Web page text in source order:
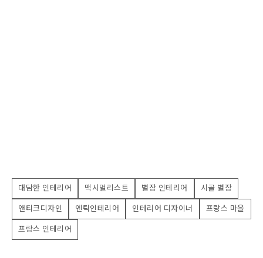
대담한 인테리어 맥시멀리스트 별장 인테리어
시골 별장
앤티크디자인
엔틱인테리어 인테리어 디자이너
프랑스 마을
프랑스 인테리어